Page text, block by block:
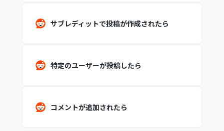
サブレディットで投稿が作成されたら
特定のユーザーが投稿したら
コメントが追加されたら